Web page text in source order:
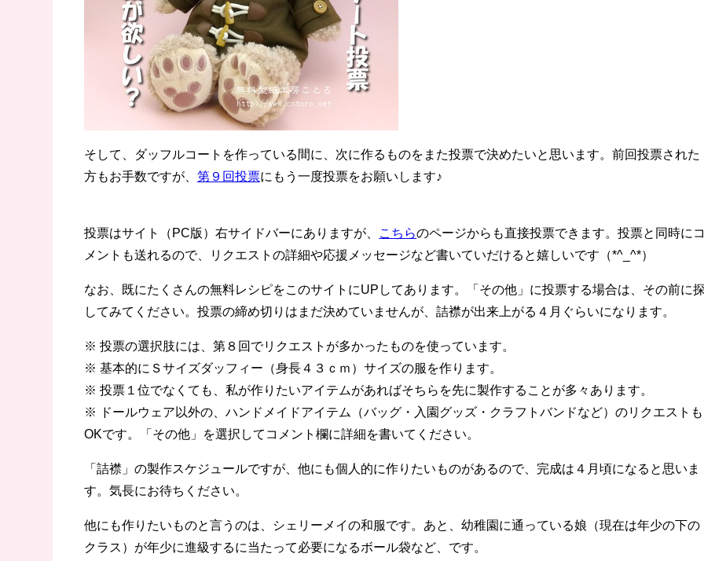
そして、ダッフルコートを作っている間に、次に作るものをまた投票で決めたいと思います。前回投票された
方もお手数ですが、第９回投票にもう一度投票をお願いします♪
投票はサイト（PC版）右サイドバーにありますが、 こちらのページからも直接投票できます。投票と同時に
メントも送れるので、リクエストの詳細や応援メッセージなど書いていだけると嬉しいです（*^_^*）
なお、既にたくさんの無料レシピをこのサイトにUPしてあります。「その他」に投票する場合は、その前に
してみてください。投票の締め切りはまだ決めていませんが、詰襟が出来上がる４月ぐらいになります。
※ 投票の選択肢には、第８回でリクエストが多かったものを使っています。
※ 基本的にＳサイズダッフィー（身長４３ｃｍ）サイズの服を作ります。
※ 投票１位でなくても、私が作りたいアイテムがあればそちらを先に製作することが多々あります。
※ ドールウェア以外の、ハンドメイドアイテム（バッグ・入園グッズ・クラフトバンドなど）のリクエストも
OKです。「その他」を選択してコメント欄に詳細を書いてください。
「詰襟」の製作スケジュールですが、他にも個人的に作りたいものがあるので、完成は４月頃になると思いま
す。気長にお待ちください。
他にも作りたいものと言うのは、シェリーメイの和服です。あと、幼稚園に通っている娘（現在は年少の下の
クラス）が年少に進級するに当たって必要になるボール袋など、です。